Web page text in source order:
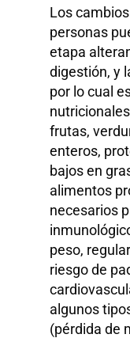
Los
personas
etapa
digestión, y
por lo cual
frutas,
enteros,
bajos en
alimentos
necesarios
peso,
riesgo de
algunos
(pérdida de